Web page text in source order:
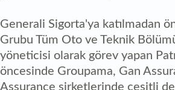
Generali Sigorta'ya katılmadan
Grubu Tüm Oto ve Teknik
yöneticisi olarak görev yapan
öncesinde Groupama, Gan
Assurance şirketlerinde çeşitli